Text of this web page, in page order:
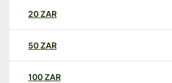
20ZAR
50ZAR
100ZAR